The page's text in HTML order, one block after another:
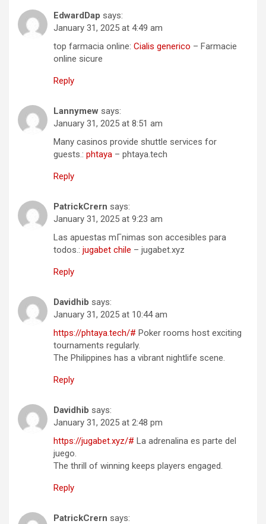
EdwardDap says:
January 31, 2025 at 4:49 am
top farmacia online: Cialis generico – Farmacie
online sicure
Reply
Lannymew says:
January 31, 2025 at 8:51 am
Many casinos provide shuttle services for
guests.: phtaya – phtaya.tech
Reply
PatrickCrern says:
January 31, 2025 at 9:23 am
Las apuestas mГ­nimas son accesibles para
todos.: jugabet chile – jugabet.xyz
Reply
Davidhib says:
January 31, 2025 at 10:44 am
https://phtaya.tech/# Poker rooms host exciting
tournaments regularly.
The Philippines has a vibrant nightlife scene.
Reply
Davidhib says:
January 31, 2025 at 2:48 pm
https://jugabet.xyz/# La adrenalina es parte del
juego.
The thrill of winning keeps players engaged.
Reply
PatrickCrern says: